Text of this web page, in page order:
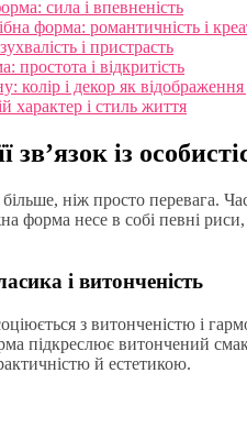
сила і впевненість
форма: романтичність і
і пристрасть
простота і відкритість
колір і декор як
характер і стиль життя
зв’язок із
ніж просто перевага.
несе в собі певні риси,
і витонченість
з витонченістю і
підкреслює витончений
й естетикою.